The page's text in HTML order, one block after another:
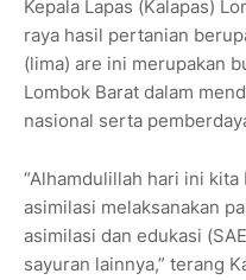
Kepala Lapas (Kalapas)
raya hasil pertanian
(lima) are ini merupakan
Lombok Barat dalam
nasional serta
“Alhamdulillah hari ini
asimilasi melaksanakan
asimilasi dan edukasi
sayuran lainnya,” terang